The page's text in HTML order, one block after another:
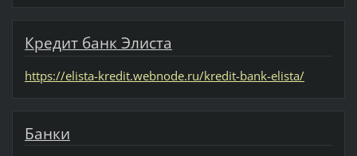
Кредит банк Элиста
https://elista-kredit.webnode.ru/kredit-bank-elista/
Банки